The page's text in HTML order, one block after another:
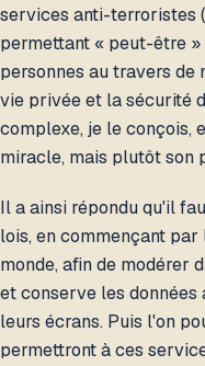
services anti-terroristes
permettant « peut-être
personnes au travers
vie privée et la sécurité
complexe, je le conçois,
miracle, mais plutôt son
Il a ainsi répondu qu'il
lois, en commençant
monde, afin de modérer
et conserve les données
leurs écrans. Puis l'on
permettront à ces